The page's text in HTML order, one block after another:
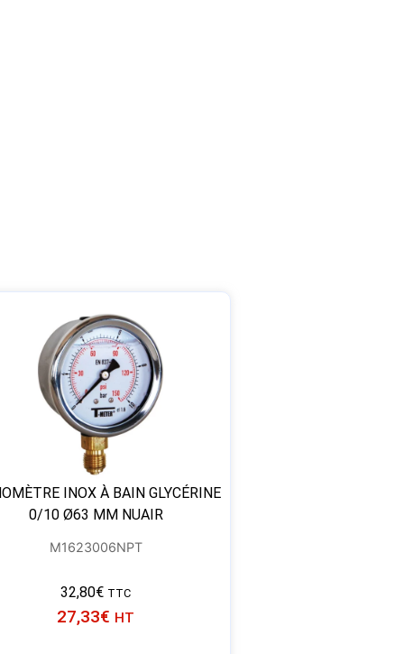
INOX À BAIN GLYCÉRINE
0/10 Ø63 MM NUAIR
M1623006NPT
32,80€ TTC
27,33€ HT